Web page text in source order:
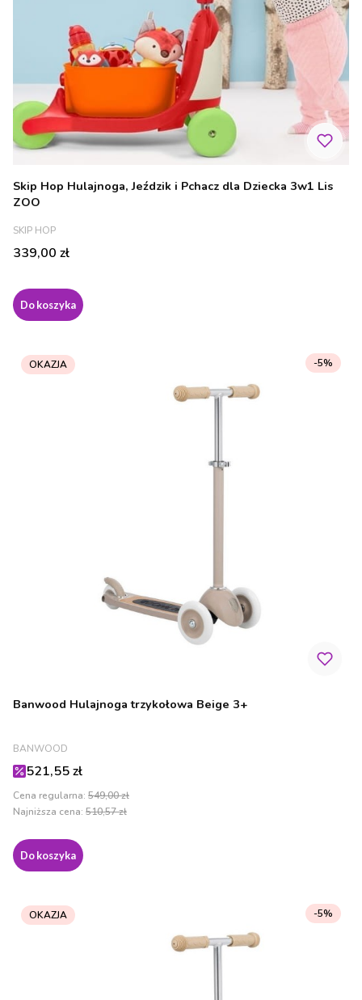
Skip Hop Hulajnoga, Jeździk i Pchacz dla Dziecka 3w1 Lis
ZOO
PRODUCENT
SKIP HOP
Cena
339,00 zł
Do koszyka
OKAZJA
Banwood Hulajnoga trzykołowa Beige 3+
PRODUCENT
BANWOOD
Cena promocyjna
521,55 zł
Cena regularna: 549,00 zł
-5%
Najniższa cena: 510,57 zł
Do koszyka
OKAZJA -5%